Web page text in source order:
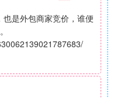
是外包商家竞价，谁便